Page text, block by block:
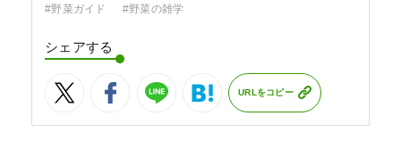
#野菜ガイド #野菜の雑学
シェアする
URLをコピー